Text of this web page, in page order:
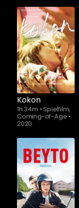
Kokon
1h 34m • Spielfilm,
Coming-of-Age •
2020